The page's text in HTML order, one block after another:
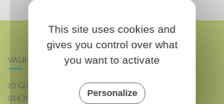
VAUHALLAN
10 Grande rue du 8 mai 1945
91430
VAUHALLAN
This site uses cookies and
gives you control over what
you want to activate
Personalize